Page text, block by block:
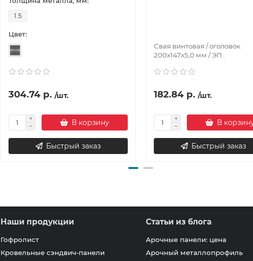
1.5
Цвет:
304.74 р. /шт.
В корзину
Быстрый заказ
Свая винтовая / оголовок
200x147x5,0 мм / ЭП..
182.84 р. /шт.
В
Быстрый заказ
Наши продукции
Гофролист
Кровельные сэндвич-панели
Статьи из блога
Арочные панели: цена
Арочный металлопрофиль